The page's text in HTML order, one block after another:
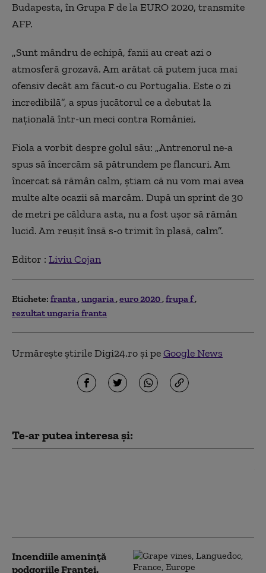
Budapesta, în Grupa F de la EURO 2020, transmite
AFP.
„Sunt mândru de echipă, fanii au creat azi o
atmosferă grozavă. Am arătat că putem juca mai
ofensiv decât am făcut-o cu Portugalia. Este o zi
incredibilă”, a spus jucătorul ce a debutat la
naţională într-un meci contra României.
Fiola a vorbit despre golul său: „Antrenorul ne-a
spus să încercăm să pătrundem pe flancuri. Am
încercat să rămân calm, ştiam că nu vom mai avea
multe alte ocazii să marcăm. După un sprint de 30
de metri pe căldura asta, nu a fost uşor să rămân
lucid. Am reuşit însă s-o trimit în plasă, calm”.
Editor : Liviu Cojan
Etichete: franta ungaria euro 2020 frupa f
rezultat ungaria franta
Urmărește știrile Digi24.ro și peGoogle News
Te-ar putea interesa și:
Incendiile amenință
podgoriile Franței.